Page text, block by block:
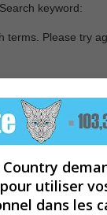
Search keyword:
terms. Please try
utiliser
dans les